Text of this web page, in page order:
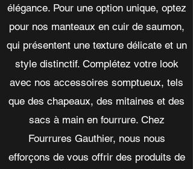
élégance. Pour une option unique, optez
pour nos manteaux en cuir de saumon,
qui présentent une texture délicate et un
style distinctif. Complétez votre look
avec nos accessoires somptueux, tels
que des chapeaux, des mitaines et des
sacs à main en fourrure. Chez
Fourrures Gauthier, nous nous
efforçons de vous offrir des produits de